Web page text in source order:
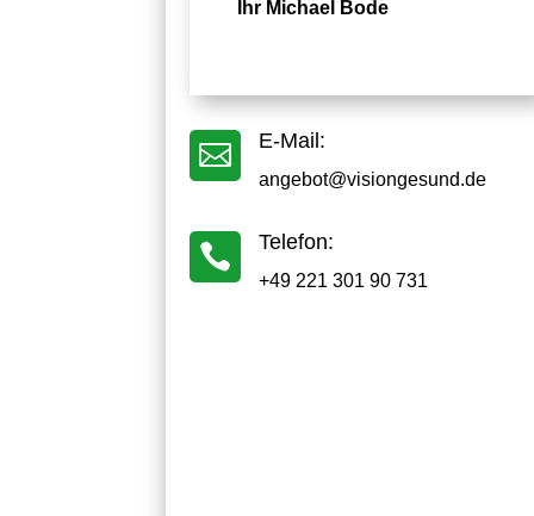
Ihr Michael Bode
 E-Mail:
angebot@visiongesund.de
 Telefon:
+49 221 301 90 731